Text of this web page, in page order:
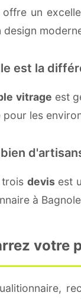
offre un
design
est la
vitrage est
pour les
trois devisest
à
votre